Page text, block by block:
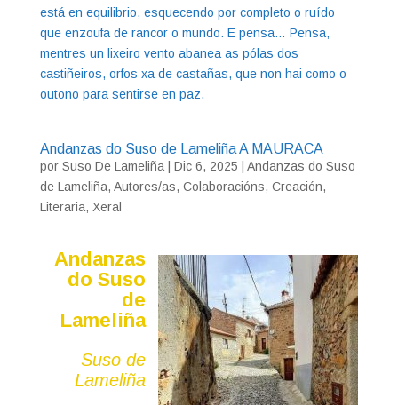
está en equilibrio, esquecendo por completo o ruído
que enzoufa de rancor o mundo. E pensa… Pensa,
mentres un lixeiro vento abanea as pólas dos
castiñeiros, orfos xa de castañas, que non hai como o
outono para sentirse en paz.
Andanzas do Suso de Lameliña A MAURACA
por Suso De Lameliña| Dic 6, 2025
Andanzas do Suso
de Lameliña, Autores/as, Colaboracións, Creación,
Literaria, Xeral
Andanzas
do Suso
de
Lameliña
Suso de
Lameliña